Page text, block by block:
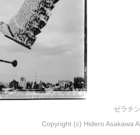
ゼラチ
Copyright (c) Hidero Asakawa